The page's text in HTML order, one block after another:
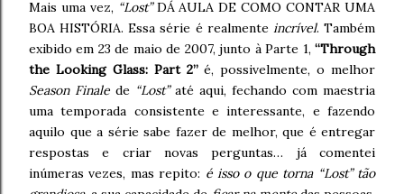
Mais uma vez, “Lost”DÁ AULA DE COMO CONTAR UMA
BOA HISTÓRIA. Essa série é realmente incrível. Também
exibido em 23 de maio de 2007, junto à Parte 1, “Through
the Looking Glass: Part 2”é, possivelmente, o melhor
Season Finale de “Lost”até aqui, fechando com maestria
uma temporada consistente e interessante, e fazendo
aquilo que a série sabe fazer de melhor, que é entregar
respostas e criar novas perguntas… já comentei
inúmeras vezes, mas repito: é isso o que torna “Lost” tão